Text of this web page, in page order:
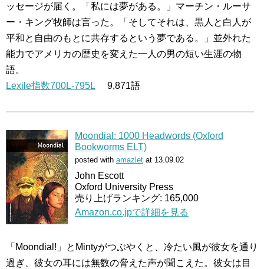
ッセージが届く。「私には夢がある。」マーチン・ルーサ
ー・キング牧師は言った。「そしてそれは、黒人と白人が
平和と自由のもとに共存するという夢である。」並外れた
能力でアメリカの歴史を変えた一人の男の短い生涯の物
語。
Lexile指数700L-795L 9,871語
Moondial: 1000 Headwords (Oxford
Bookworms ELT)
posted with amazlet at 13.09.02
John Escott
Oxford University Press
売り上げランキング: 165,000
Amazon.co.jpで詳細を見る
「Moondial!」とMintyがつぶやくと、冷たい風が彼女を通り
過ぎ、彼女の耳には無数の脅えた声が聞こえた。彼女は目